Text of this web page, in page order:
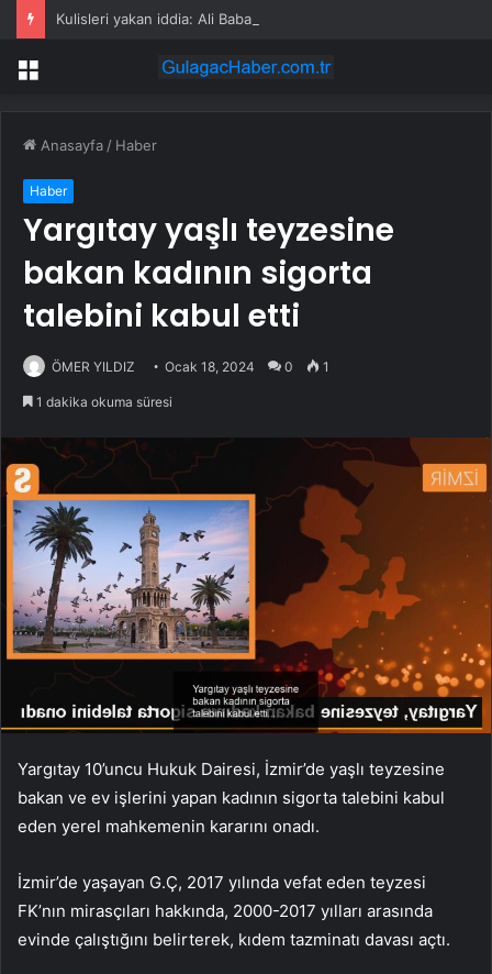
Menü
Anasayfa / Haber
Haber
Yargıtay yaşlı teyzesine
bakan kadının sigorta
talebini kabul etti
ÖMER YILDIZ Ocak 18, 2024 0 1
1 dakika okuma süresi
Yargıtay 10’uncu Hukuk Dairesi, İzmir’de yaşlı teyzesine
bakan ve ev işlerini yapan kadının sigorta talebini kabul
eden yerel mahkemenin kararını onadı.
İzmir’de yaşayan G.Ç, 2017 yılında vefat eden teyzesi
FK’nın mirasçıları hakkında, 2000-2017 yılları arasında
evinde çalıştığını belirterek, kıdem tazminatı davası açtı.